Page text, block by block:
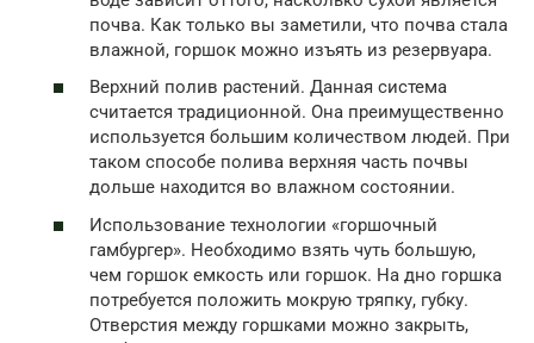
почва. Как только вы заметили, что почва стала
влажной, горшок можно изъять из резервуара.
Верхний полив растений. Данная система
считается традиционной. Она преимущественно
используется большим количеством людей. При
таком способе полива верхняя часть почвы
дольше находится во влажном состоянии.
Использование технологии «горшочный
гамбургер». Необходимо взять чуть большую,
чем горшок емкость или горшок. На дно горшка
потребуется положить мокрую тряпку, губку.
Отверстия между горшками можно закрыть,